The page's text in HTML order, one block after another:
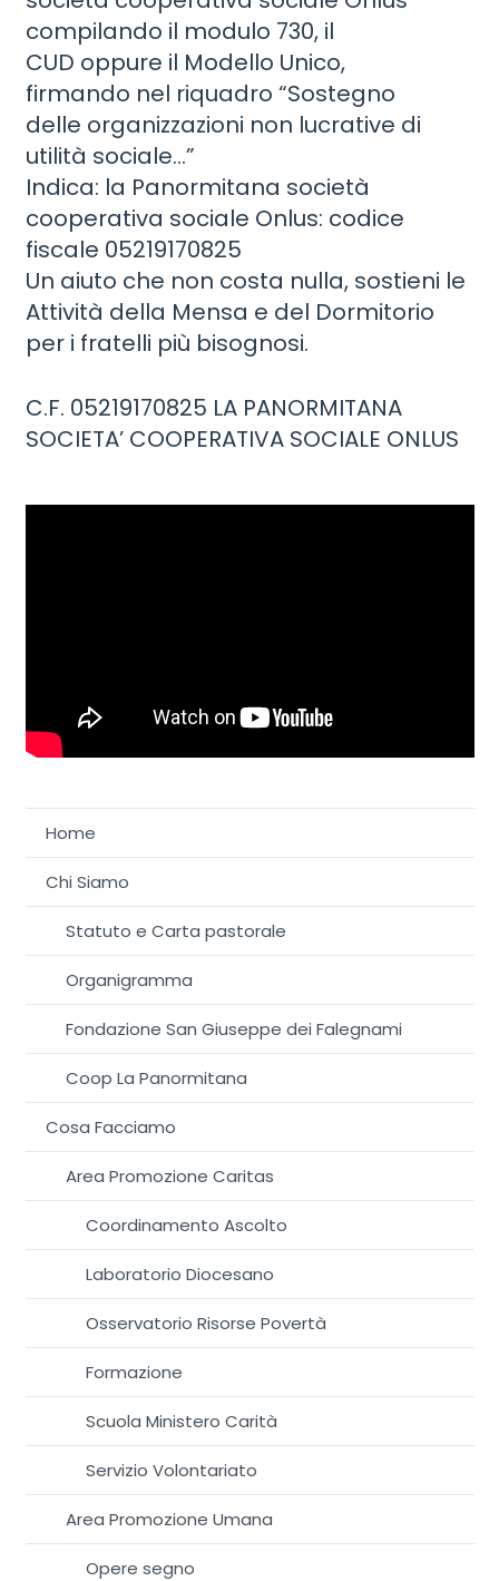
compilando il modulo 730, il
CUD oppure il Modello Unico,
firmando nel riquadro “Sostegno
delle organizzazioni non lucrative di
utilità sociale…”
Indica: la Panormitana società
cooperativa sociale Onlus: codice
fiscale 05219170825
Un aiuto che non costa nulla, sostieni le
Attività della Mensa e del Dormitorio
per i fratelli più bisognosi.
C.F. 05219170825 LA PANORMITANA
SOCIETA’ COOPERATIVA SOCIALE ONLUS
Home
Chi Siamo
Statuto e Carta pastorale
Organigramma
Fondazione San Giuseppe dei Falegnami
Coop La Panormitana
Cosa Facciamo
Area Promozione Caritas
Coordinamento Ascolto
Laboratorio Diocesano
Osservatorio Risorse Povertà
Formazione
Scuola Ministero Carità
Servizio Volontariato
Area Promozione Umana
Opere segno